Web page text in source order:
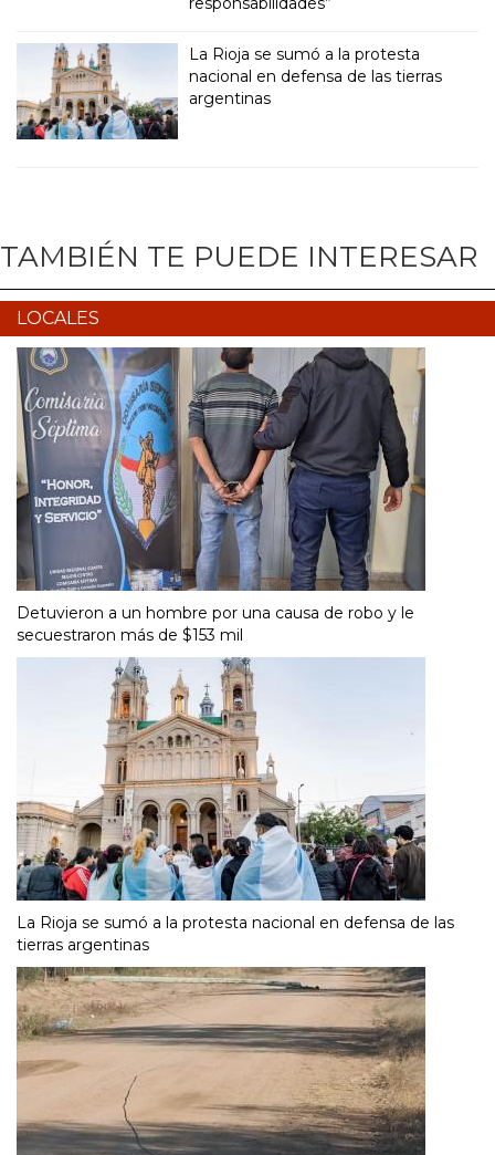
La Rioja se sumó a la protesta
nacional en defensa de las tierras
argentinas
TAMBIÉN TE PUEDE INTERESAR
LOCALES
Detuvieron a un hombre por una causa de robo y le
secuestraron más de $153 mil
La Rioja se sumó a la protesta nacional en defensa de las
tierras argentinas